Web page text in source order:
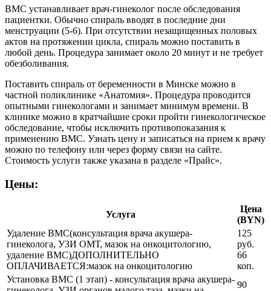
ВМС устанавливает врач-гинеколог после обследования
пациентки. Обычно спираль вводят в последние дни
менструации (5-6). При отсутствии незащищенных половых
актов на протяжении цикла, спираль можно поставить в
любой день. Процедура занимает около 20 минут и не требует
обезболивания.
Поставить спираль от беременности в Минске можно в
частной поликлинике «Анатомия». Процедура проводится
опытными гинекологами и занимает минимум времени. В
клинике можно в кратчайшие сроки пройти гинекологическое
обследование, чтобы исключить противопоказания к
применению ВМС. Узнать цену и записаться на прием к врачу
можно по телефону или через форму связи на сайте.
Стоимость услуги также указана в разделе «Прайс».
Цены:
Услуга
Цена
(BYN)
Удаление ВМС(консультация врача акушера-
гинеколога, УЗИ ОМТ, мазок на онкоцитологию,
удаление ВМС)ДОПОЛНИТЕЛЬНО
ОПЛАЧИВАЕТСЯ:мазок на онкоцитологию
125
руб.
66
коп.
Установка ВМС (1 этап) - консультация врача акушера-
90